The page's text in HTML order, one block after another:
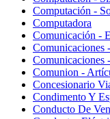
Computación -
Computadora
Comunicación -
Comunicaciones
Comunicaciones
Comunion -
Concesionario
Condimento Y
Conducto De